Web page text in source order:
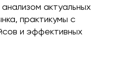
актуальных
практикумы с
и эффективных